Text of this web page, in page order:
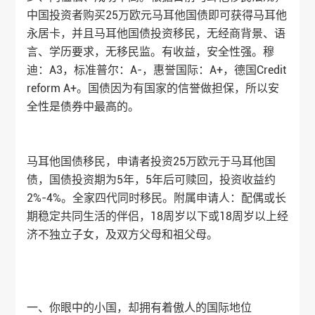
中国投资者购买25万欧元马耳他国债即可获得马耳他
永居卡，并且马耳他国债投资移民，无经商背景、语
言、学历要求，无移民监。有收益，安全性强。穆
迪：A3，标准普尔：A-，惠誉国际：A+，德国Credit
reform A+。国债因为有国家的信誉做担保，所以安
全性是债券中最高的。
马耳他国债移民，申请者投资25万欧元于马耳他国
债，国债投资期为5年，5年后可赎回，投资收益约
2%-4%。全家四代同时移民。附属申请人：配偶或长
期稳定共同生活的伴侣，18周岁以下或18周岁以上经
济不独立子女，及双方父母和祖父母。
一、你眼中的小国，却拥有着傲人的国际地位